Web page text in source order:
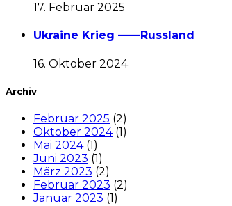
17. Februar 2025
Ukraine Krieg ——Russland
16. Oktober 2024
Archiv
Februar 2025 (2)
Oktober 2024(1)
Mai 2024(1)
Juni 2023 (1)
März 2023 (2)
Februar 2023 (2)
Januar 2023 (1)